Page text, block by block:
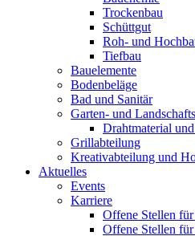
Trockenbau
Schüttgut
Roh- und
Tiefbau
Bauelemente
Bodenbeläge
Bad und Sanitär
Garten- und
Drahtmaterial
Grillabteilung
Kreativabteilung und
Aktuelles
Events
Karriere
Offene Stellen
Offene Stellen